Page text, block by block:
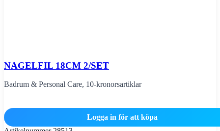
NAGELFIL 18CM 2/SET
Badrum & Personal Care, 10-kronorsartiklar
Logga in för att köpa